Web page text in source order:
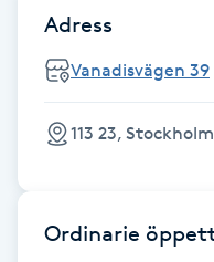
Gravidmassage
Gravidyoga
Gruppträning
Gua Sha-massage
Adress
Vanadisvägen 39
113 23, Stockholm
Ordinarie